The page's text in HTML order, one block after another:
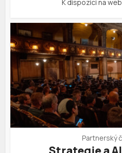
K dispozici na
Partnerský